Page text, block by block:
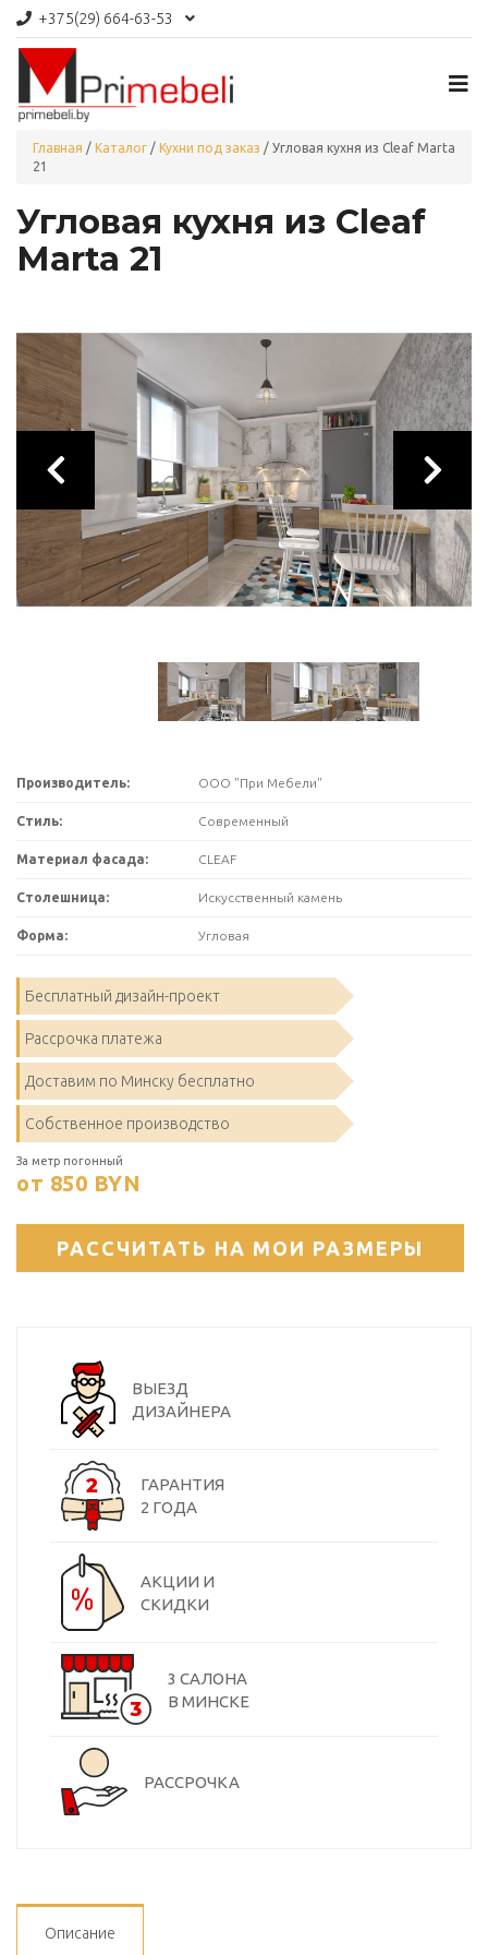
+375(29) 664-63-53
Главная / Каталог / Кухни под заказ / Угловая кухня из Cleaf Marta
21
Угловая кухня из Cleaf
Marta 21
Производитель: ООО "При Мебели"
Стиль: Современный
Материал фасада: CLEAF
Столешница: Искусственный камень
Форма: Угловая
Бесплатный дизайн-проект
Рассрочка платежа
Доставим по Минску бесплатно
Собственное производство
За метр погонный
от 850 BYN
РАССЧИТАТЬ НА МОИ РАЗМЕРЫ
ВЫЕЗД
ДИЗАЙНЕРА
ГАРАНТИЯ
2 ГОДА
АКЦИИ И
СКИДКИ
3 САЛОНА
В МИНСКЕ
РАССРОЧКА
Описание